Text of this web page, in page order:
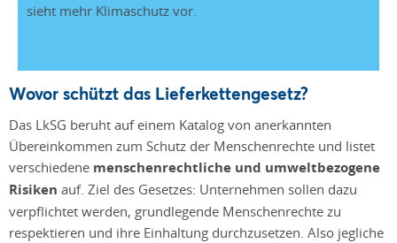
sieht mehr Klimaschutz vor.
Wovor schützt das Lieferkettengesetz?
Das LkSG beruht auf einem Katalog von anerkannten
Übereinkommen zum Schutz der Menschenrechte und listet
verschiedene menschenrechtliche und umweltbezogene
Risiken auf. Ziel des Gesetzes: Unternehmen sollen dazu
verpflichtet werden, grundlegende Menschenrechte zu
respektieren und ihre Einhaltung durchzusetzen. Also jegliche